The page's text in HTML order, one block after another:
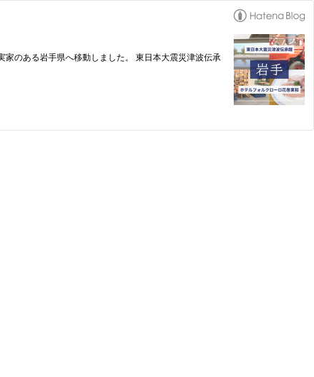
のある岩手県へ移動しました。 東日本大震災津波伝承